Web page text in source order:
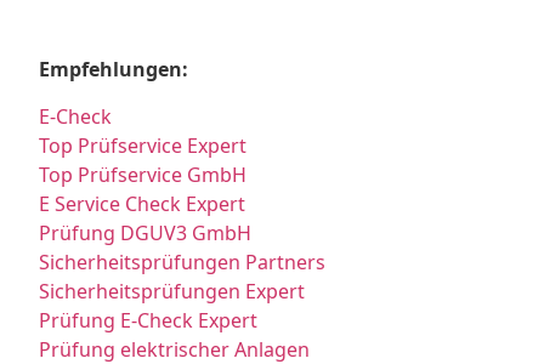
Empfehlungen:
E-Check
Top Prüfservice Expert
Top Prüfservice GmbH
E Service Check Expert
Prüfung DGUV3 GmbH
Sicherheitsprüfungen Partners
Sicherheitsprüfungen Expert
Prüfung E-Check Expert
Prüfung elektrischer Anlagen